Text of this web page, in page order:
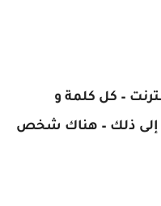
– كل كلمة و
ذلك – هناك شخص